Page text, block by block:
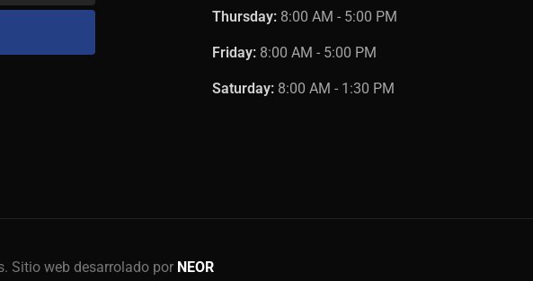
Thursday: 8:00 AM - 5:00 PM
Friday: 8:00 AM - 5:00 PM
Saturday: 8:00 AM - 1:30 PM
Sitio web desarrolado por NEOR